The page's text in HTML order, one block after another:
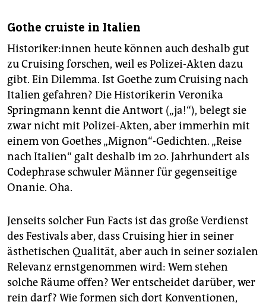
Gothe cruiste in Italien
His­to­ri­ke­r:in­nen heute können auch deshalb gut
zu Cruising forschen, weil es Polizei-Akten dazu
gibt. Ein Dilemma. Ist Goethe zum Cruising nach
Italien gefahren? Die Historikerin Veronika
Springmann kennt die Antwort („ja!“), belegt sie
zwar nicht mit Polizei-Akten, aber immerhin mit
einem von Goethes „Mignon“-Gedichten. „Reise
nach Italien“ galt deshalb im 20. Jahrhundert als
Codephrase schwuler Männer für gegenseitige
Onanie. Oha.
Jenseits solcher Fun Facts ist das große Verdienst
des Festivals aber, dass Cruising hier in seiner
ästhetischen Qualität, aber auch in seiner sozialen
Relevanz ernstgenommen wird: Wem stehen
solche Räume offen? Wer entscheidet darüber, wer
rein darf? Wie formen sich dort Konventionen,